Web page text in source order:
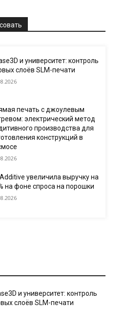
и университет: контроль
слоёв SLM-печати
печать с джоулевым
электрический метод
производства для
конструкций в
увеличила выручку на
на фоне спроса на порошки
и университет: контроль
слоёв SLM-печати